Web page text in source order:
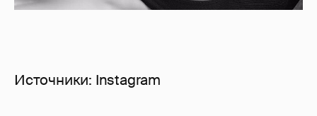
Источники: Instagram